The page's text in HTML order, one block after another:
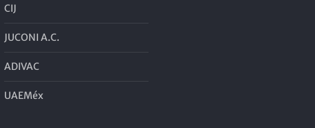
CIJ
JUCONI A.C.
ADIVAC
UAEMéx